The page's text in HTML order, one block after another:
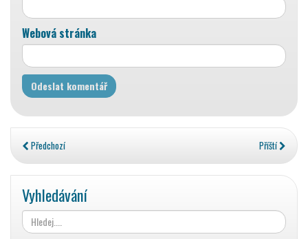
Webová stránka
Předchozí Příští
Vyhledávání